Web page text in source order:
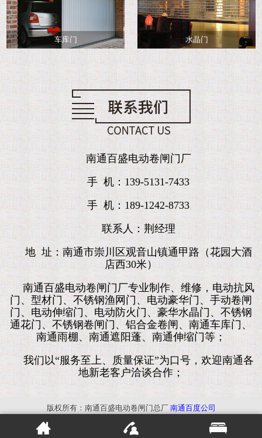
车库门 水晶门
南通百盛电动卷闸门厂
手 机：139-5131-7433
手 机：189-1242-8733
联系人：荆经理
地 址：南通市崇川区观音山镇通甲路（花园大酒
店西30米）
南通百盛电动卷闸门厂专业制作、维修，电动抗风
门、型材门、不锈钢渔网门、电动豪华门、手动卷闸
门、电动伸缩门、电动防火门、豪华水晶门、不锈钢
通花门、不锈钢卷闸门、铝合金卷闸、南通车库门、
南通雨棚、南通遮阳蓬、南通伸缩门等；
我们以“服务至上、质量保证”为口号，欢迎南通各
地新老客户洽谈合作；
版权所有：南通百盛电动卷闸门总厂 南通百度公司